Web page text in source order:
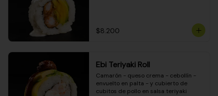
$8.200
Ebi Teriyaki Roll
Camarón - queso crema - cebollín -
envuelto en palta - y cubierto de
cubitos de pollo en salsa teriyaki